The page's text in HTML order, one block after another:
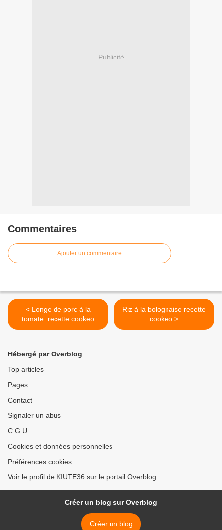
Publicité
Commentaires
Ajouter un commentaire
< Longe de porc à la
tomate: recette cookeo
Riz à la bolognaise recette
cookeo >
Hébergé par Overblog
Top articles
Pages
Contact
Signaler un abus
C.G.U.
Cookies et données personnelles
Préférences cookies
Voir le profil de KIUTE36 sur le portail Overblog
Créer un blog sur Overblog
Créer un blog